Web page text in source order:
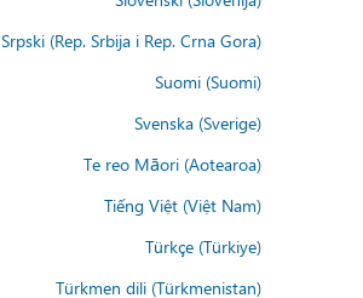
Srpski (Rep. Srbija i Rep. Crna Gora)
Suomi (Suomi)
Svenska (Sverige)
Te reo Māori (Aotearoa)
Tiếng Việt (Việt Nam)
Türkçe (Türkiye)
Türkmen dili (Türkmenistan)